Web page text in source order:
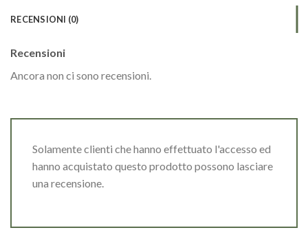
RECENSIONI (0)
Recensioni
Ancora non ci sono recensioni.
Solamente clienti che hanno effettuato l'accesso ed
hanno acquistato questo prodotto possono lasciare
una recensione.